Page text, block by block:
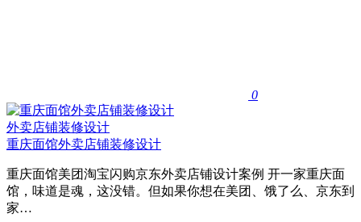
0
外卖店铺装修设计
重庆面馆外卖店铺装修设计
重庆面馆美团淘宝闪购京东外卖店铺设计案例 开一家重庆面
馆，味道是魂，这没错。但如果你想在美团、饿了么、京东到
家…